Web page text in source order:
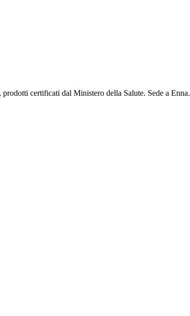
certificati dal Ministero della Salute. Sede a Enna.